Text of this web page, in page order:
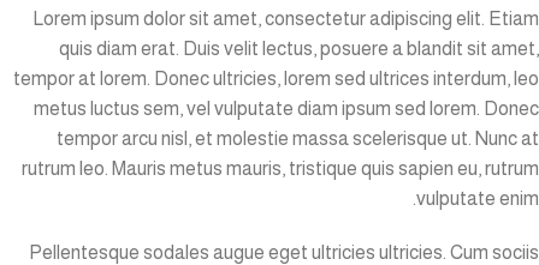
Lorem ipsum dolor sit amet, consectetur adipiscing elit. Etiam
quis diam erat. Duis velit lectus, posuere a blandit sit amet,
tempor at lorem. Donec ultricies, lorem sed ultrices interdum, leo
metus luctus sem, vel vulputate diam ipsum sed lorem. Donec
tempor arcu nisl, et molestie massa scelerisque ut. Nunc at
rutrum leo. Mauris metus mauris, tristique quis sapien eu, rutrum
vulputate enim.
Pellentesque sodales augue eget ultricies ultricies. Cum sociis